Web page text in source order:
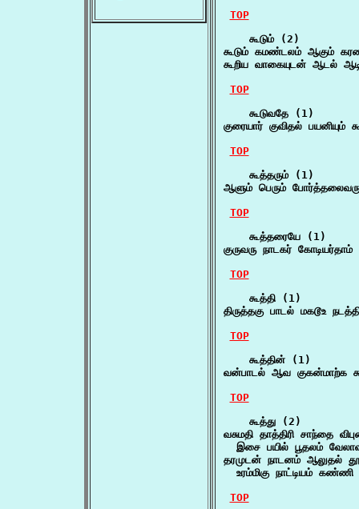
TOP
    கூடும் (2)
கூடும் கமண்டலம் ஆகும்
கூறிய வாகையுடன் ஆடல்
TOP
    கூடுவதே (1)
குரையார் குவிதல் பயனியும்
TOP
    கூத்தரும் (1)
ஆளும் பெரும்
TOP
    கூத்தரையே (1)
குருவரு நாடகர்
TOP
    கூத்தி (1)
திருத்தகு பாடல் மகடூஉ
TOP
    கூத்தின் (1)
வன்பாடல் ஆவ குகன்மாற்க
TOP
    கூத்து (2)
வசுமதி தாத்திரி சாந்தை
இசை பயில் பூதலம்
தரமுடன் நாடனம் ஆலுதல்
உரம்மிகு நாட்டியம்
TOP